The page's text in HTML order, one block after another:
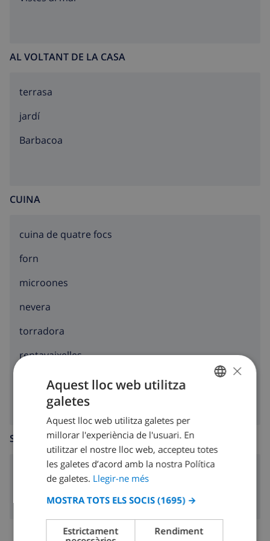
AL VOLTANT DE LA CASA
terrasa
jardí
barbacoa
CUINA
cuina de quatre focs
forn
microones
nevera
torradora
rentavaixelles
rentadora
SALA D’ESTAR
llar de foc
DUTCH
SPANISH
CATALAN
ITALIAN
×
Aquest lloc web utilitza
galetes
Aquest lloc web utilitza galetes per
millorar l'experiència de l'usuari. En
utilitzar el nostre lloc web, accepteu totes
les galetes d’acord amb la nostra Política
de galetes. Llegir-ne més
MOSTRA TOTS ELS SOCIS (1695) →
Estrictament
Rendiment